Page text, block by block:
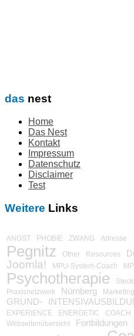
das nest
Home
Das Nest
Kontakt
Impressum
Datenschutz
Disclaimer
Test
Weitere Links
ANGST PHOBIE ZWANG Adresse
Pegnitz Other Resources
Joomla! MPU-System-Coach
Psychotherapie
Praxisnetzwerk Nürnberg Marketing
GRUND-
EXPERIENCE
ENERGETIC COACH
Webseitenübersicht
Fortbildungen